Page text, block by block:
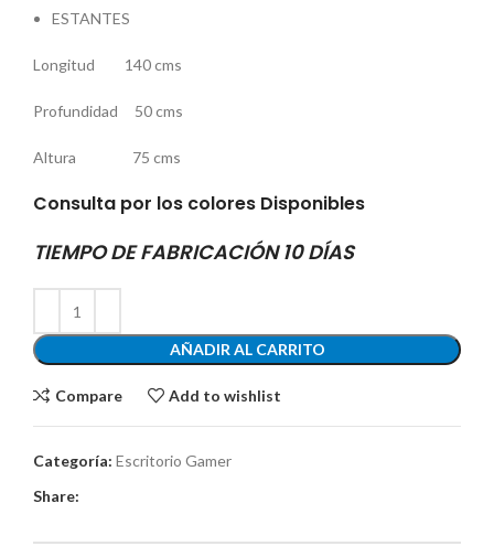
ESTANTES
Longitud 140 cms
Profundidad 50 cms
Altura 75 cms
Consulta por los colores Disponibles
TIEMPO DE FABRICACIÓN 10 DÍAS
AÑADIR AL CARRITO
Compare Add to wishlist
Categoría: Escritorio Gamer
Share: